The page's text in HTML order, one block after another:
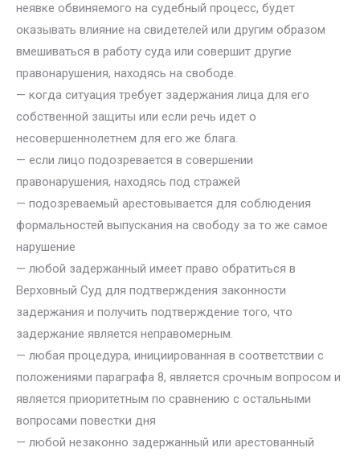
неявке обвиняемого на судебный процесс, будет
оказывать влияние на свидетелей или другим образом
вмешиваться в работу суда или совершит другие
правонарушения, находясь на свободе.
— когда ситуация требует задержания лица для его
собственной защиты или если речь идет о
несовершеннолетнем для его же блага.
— если лицо подозревается в совершении
правонарушения, находясь под стражей
— подозреваемый арестовывается для соблюдения
формальностей выпускания на свободу за то же самое
нарушение
— любой задержанный имеет право обратиться в
Верховный Суд для подтверждения законности
задержания и получить подтверждение того, что
задержание является неправомерным.
— любая процедура, инициированная в соответствии с
положениями параграфа 8, является срочным вопросом и
является приоритетным по сравнению с остальными
вопросами повестки дня
— любой незаконно задержанный или арестованный